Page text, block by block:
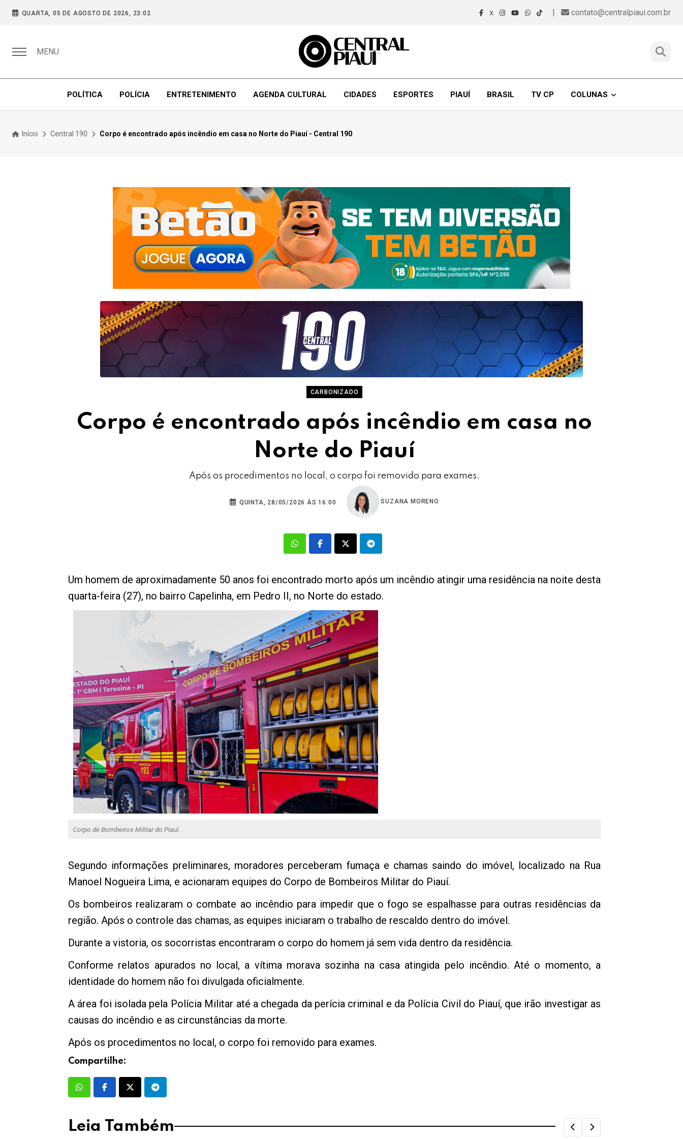
QUARTA, 05 DE AGOSTO DE 2026, 23:02 X | contato@centralpiaui.com.br
MENU
POLÍTICA POLÍCIA ENTRETENIMENTO AGENDA CULTURAL CIDADES ESPORTES PIAUÍ BRASIL TV CP COLUNAS
Início Central 190 Corpo é encontrado após incêndio em casa no Norte do Piauí - Central 190
CARBONIZADO
Corpo é encontrado após incêndio em casa no
Norte do Piauí
Após os procedimentos no local, o corpo foi removido para exames.
QUINTA, 28/05/2026 ÀS 16:00 SUZANA MORENO
Um homem de aproximadamente 50 anos foi encontrado morto após um incêndio atingir uma residência na noite desta
quarta-feira (27), no bairro Capelinha, em Pedro II, no Norte do estado.
Corpo de Bombeiros Militar do Piauí.
Segundo informações preliminares, moradores perceberam fumaça e chamas saindo do imóvel, localizado na Rua
Manoel Nogueira Lima, e acionaram equipes do Corpo de Bombeiros Militar do Piauí.
Os bombeiros realizaram o combate ao incêndio para impedir que o fogo se espalhasse para outras residências da
região. Após o controle das chamas, as equipes iniciaram o trabalho de rescaldo dentro do imóvel.
Durante a vistoria, os socorristas encontraram o corpo do homem já sem vida dentro da residência.
Conforme relatos apurados no local, a vítima morava sozinha na casa atingida pelo incêndio. Até o momento, a
identidade do homem não foi divulgada oficialmente.
A área foi isolada pela Polícia Militar até a chegada da perícia criminal e da Polícia Civil do Piauí, que irão investigar as
causas do incêndio e as circunstâncias da morte.
Após os procedimentos no local, o corpo foi removido para exames.
Compartilhe:
Leia Também